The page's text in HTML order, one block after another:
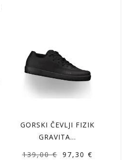
GORSKI ČEVLJI FIZIK
GRAVITA…
139,00€
Izvirna
97,30 €